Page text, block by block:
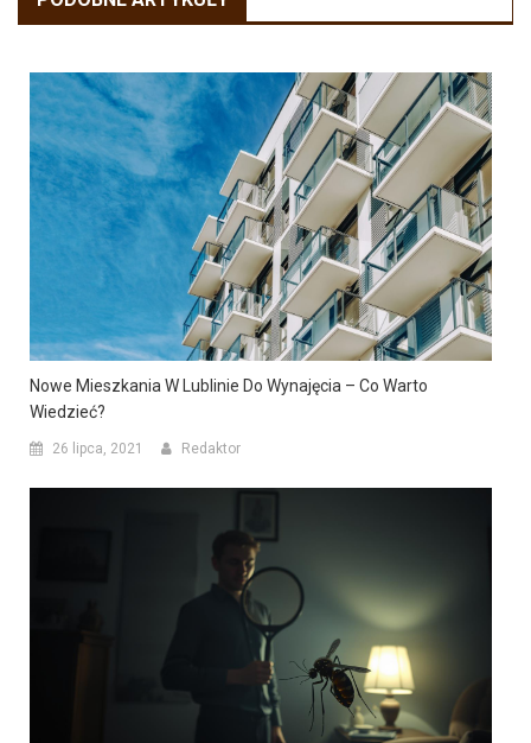
Nowe Mieszkania W Lublinie Do Wynajęcia – Co Warto
Wiedzieć?
26 lipca, 2021 Redaktor